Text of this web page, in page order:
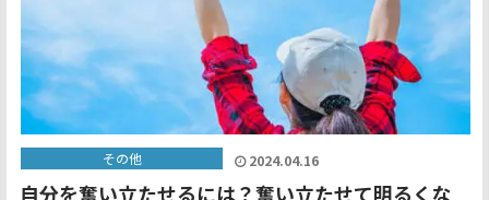
その他 2024.04.16
自分を奮い立たせるには？奮い立たせて明るくな